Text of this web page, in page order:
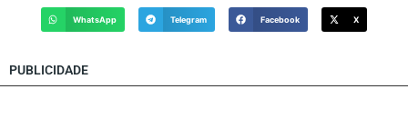
WhatsApp Telegram Facebook X
PUBLICIDADE